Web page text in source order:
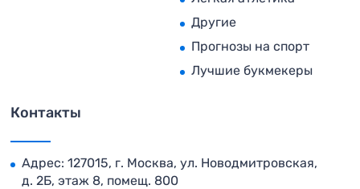
Другие
Прогнозы на спорт
Лучшие букмекеры
Контакты
Адрес: 127015, г. Москва, ул. Новодмитровская,
д. 2Б, этаж 8, помещ. 800